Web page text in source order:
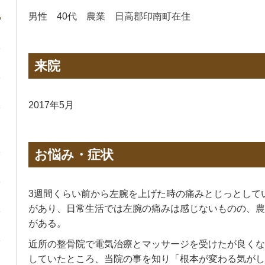
男性 40代 農業 日高郡印南町在住
来院
2017年5月
お悩み・症状
3週間くらい前から左腕を上げた時の痛みとじっとし
があり、日常生活では左腕の痛みは感じないものの、
がある。
近所の整骨院で電気治療とマッサージを受けたが良く
していたところ、当院の事を知り「根本が変わる気が